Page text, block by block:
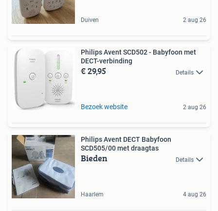
Duiven 2 aug 26
Philips Avent SCD502 - Babyfoon met
DECT-verbinding
€ 29,95 Details
Bezoek website 2 aug 26
Philips Avent DECT Babyfoon
SCD505/00 met draagtas
Bieden Details
Haarlem 4 aug 26